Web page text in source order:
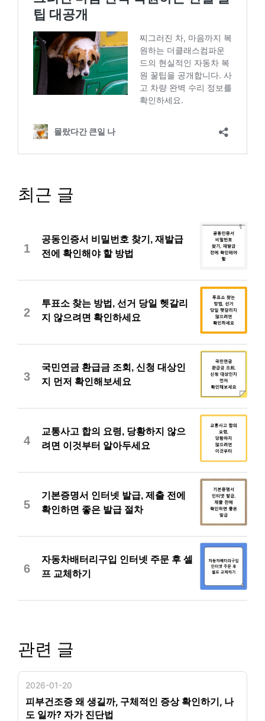
최근 글
1
공동인증서 비밀번호 찾기, 재발급
전에 확인해야 할 방법
2
투표소 찾는 방법, 선거 당일 헷갈리
지 않으려면 확인하세요
3
국민연금 환급금 조회, 신청 대상인
지 먼저 확인해보세요
4
교통사고 합의 요령, 당황하지 않으
려면 이것부터 알아두세요
5
기본증명서 인터넷 발급, 제출 전에
확인하면 좋은 발급 절차
6
자동차배터리구입 인터넷 주문 후 셀
프 교체하기
관련 글
2026-01-20
피부건조증 왜 생길까, 구체적인 증상 확인하기, 나
도 일까? 자가 진단법